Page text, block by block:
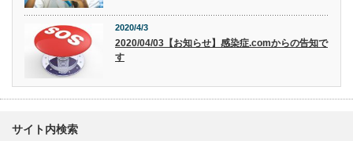
2020/4/3
2020/04/03【お知らせ】感染症.comからの告知で
す
サイト内検索